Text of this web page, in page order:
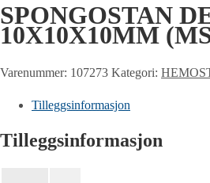
SPONGOSTAN
10X10X10MM
Varenummer: 107273 Kategori:
Tilleggsinformasjon
Tilleggsinformasjon